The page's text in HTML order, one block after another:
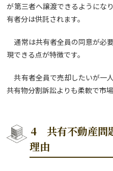
が第三者へ譲渡できるようにな
有者分は供託されます。
通常は共有者全員の同意が必
現できる点が特徴です。
共有者全員で売却したいが一
共有物分割訴訟よりも柔軟で市
4 共有不動産問
理由